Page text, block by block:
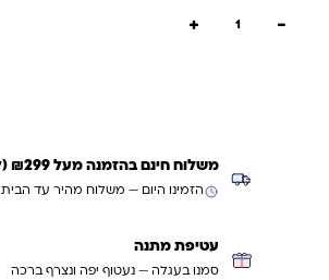
−
+
משלוח חינם בהזמנה מעל ₪299 (למעט ריהוט)
הזמינו היום — משלוח מהיר עד הבית
עטיפת מתנה
סמנו בעגלה — נעטוף יפה ונצרף ברכה